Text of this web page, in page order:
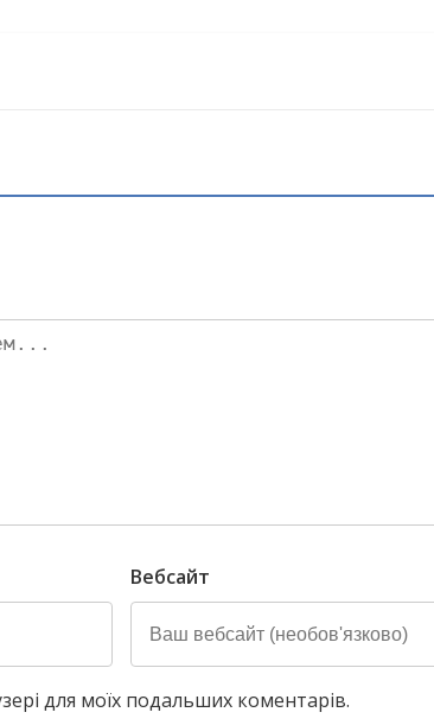
Вебсайт
для моїх подальших коментарів.